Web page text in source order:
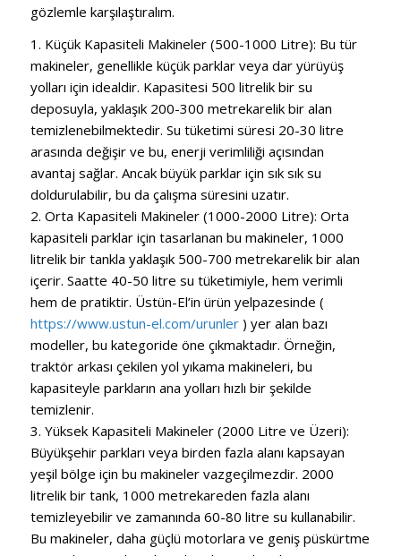
gözlemle karşılaştıralım.
1. Küçük Kapasiteli Makineler (500-1000 Litre): Bu tür
makineler, genellikle küçük parklar veya dar yürüyüş
yolları için idealdir. Kapasitesi 500 litrelik bir su
deposuyla, yaklaşık 200-300 metrekarelik bir alan
temizlenebilmektedir. Su tüketimi süresi 20-30 litre
arasında değişir ve bu, enerji verimliliği açısından
avantaj sağlar. Ancak büyük parklar için sık sık su
doldurulabilir, bu da çalışma süresini uzatır.
2. Orta Kapasiteli Makineler (1000-2000 Litre): Orta
kapasiteli parklar için tasarlanan bu makineler, 1000
litrelik bir tankla yaklaşık 500-700 metrekarelik bir alan
içerir. Saatte 40-50 litre su tüketimiyle, hem verimli
hem de pratiktir. Üstün-El’in ürün yelpazesinde (
https://www.ustun-el.com/urunler) yer alan bazı
modeller, bu kategoride öne çıkmaktadır. Örneğin,
traktör arkası çekilen yol yıkama makineleri, bu
kapasiteyle parkların ana yolları hızlı bir şekilde
temizlenir.
3. Yüksek Kapasiteli Makineler (2000 Litre ve Üzeri):
Büyükşehir parkları veya birden fazla alanı kapsayan
yeşil bölge için bu makineler vazgeçilmezdir. 2000
litrelik bir tank, 1000 metrekareden fazla alanı
temizleyebilir ve zamanında 60-80 litre su kullanabilir.
Bu makineler, daha güçlü motorlara ve geniş püskürtme